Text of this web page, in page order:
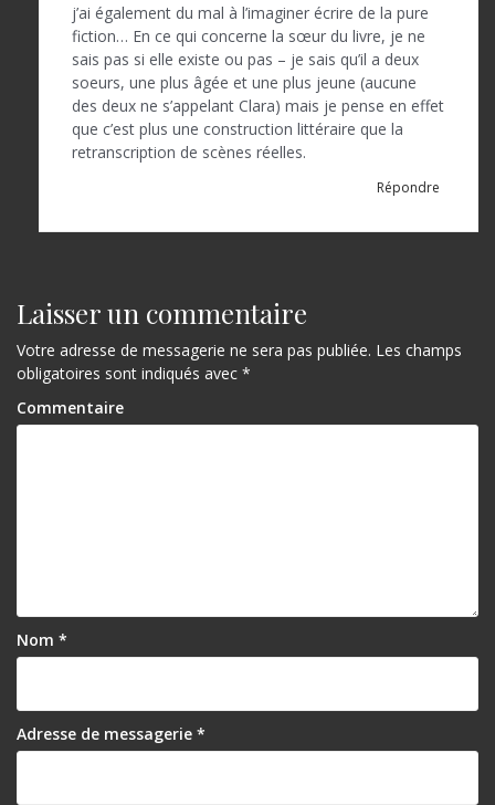
j’ai également du mal à l’imaginer écrire de la pure
fiction… En ce qui concerne la sœur du livre, je ne
sais pas si elle existe ou pas – je sais qu’il a deux
soeurs, une plus âgée et une plus jeune (aucune
des deux ne s’appelant Clara) mais je pense en effet
que c’est plus une construction littéraire que la
retranscription de scènes réelles.
Répondre
Laisser un commentaire
Votre adresse de messagerie ne sera pas publiée. Les champs
obligatoires sont indiqués avec *
Commentaire
Nom *
Adresse de messagerie *